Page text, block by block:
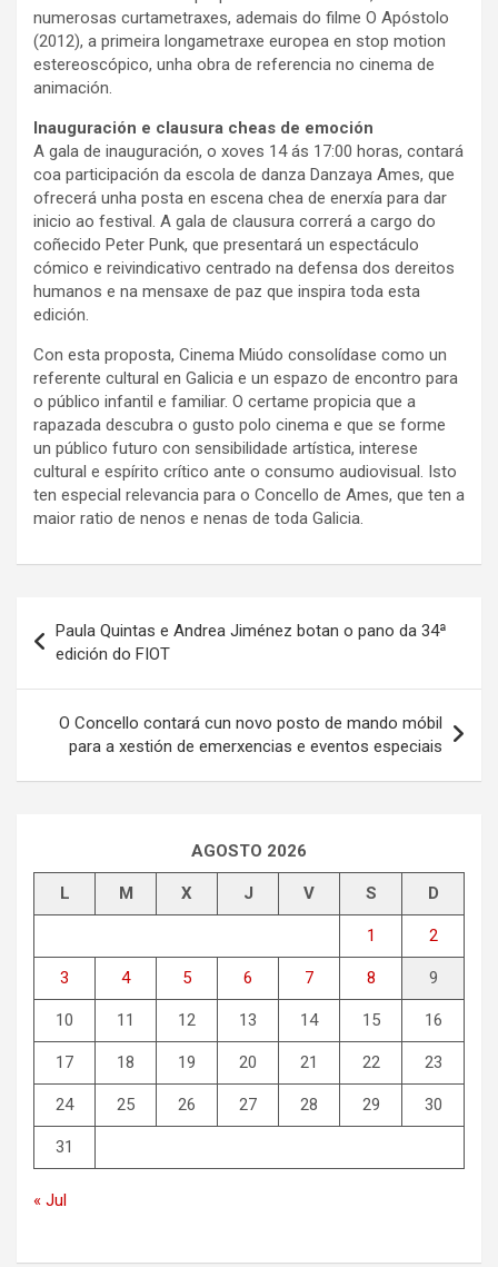
numerosas curtametraxes, ademais do filme O Apóstolo
(2012), a primeira longametraxe europea en stop motion
estereoscópico, unha obra de referencia no cinema de
animación.
Inauguración e clausura cheas de emoción
A gala de inauguración, o xoves 14 ás 17:00 horas, contará
coa participación da escola de danza Danzaya Ames, que
ofrecerá unha posta en escena chea de enerxía para dar
inicio ao festival. A gala de clausura correrá a cargo do
coñecido Peter Punk, que presentará un espectáculo
cómico e reivindicativo centrado na defensa dos dereitos
humanos e na mensaxe de paz que inspira toda esta
edición.
Con esta proposta, Cinema Miúdo consolídase como un
referente cultural en Galicia e un espazo de encontro para
o público infantil e familiar. O certame propicia que a
rapazada descubra o gusto polo cinema e que se forme
un público futuro con sensibilidade artística, interese
cultural e espírito crítico ante o consumo audiovisual. Isto
ten especial relevancia para o Concello de Ames, que ten a
maior ratio de nenos e nenas de toda Galicia.
de
entradas
Paula Quintas e Andrea Jiménez botan o pano da 34ª
edición do FIOT
O Concello contará cun novo posto de mando móbil
para a xestión de emerxencias e eventos especiais
AGOSTO 2026
L M X J V S D
1 2
3 4 5 6 7 8 9
10 11 12 13 14 15 16
17 18 19 20 21 22 23
24 25 26 27 28 29 30
31
« Jul